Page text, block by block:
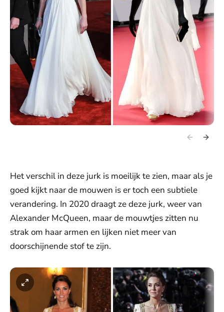
Het verschil in deze jurk is moeilijk te zien, maar als je
goed kijkt naar de mouwen is er toch een subtiele
verandering. In 2020 draagt ze deze jurk, weer van
Alexander McQueen, maar de mouwtjes zitten nu
strak om haar armen en lijken niet meer van
doorschijnende stof te zijn.